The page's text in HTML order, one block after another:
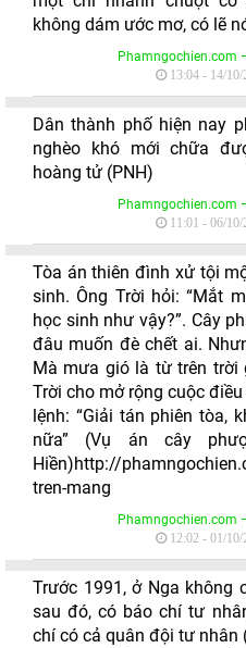
không dám ước mơ, có lẽ
Phamngochien.com
13:04 - 14/10/
Dân thành phố hiện nay
nghèo khó mới chữa
hoàng tử (PNH)
Phamngochien.com
11:01 - 06/10/
Tòa án thiên đình xử tội
sinh. Ông Trời hỏi: “Mắt
học sinh như vậy?”. Cây
đâu muốn đè chết ai.
Mà mưa gió là từ trên trời
Trời cho mở rộng cuộc điều
lệnh: “Giải tán phiên tòa,
nữa” (Vụ án cây
Hiền)http://
tren-mang
Phamngochien.com
12:02 - 01/10/
Trước 1991, ở Nga không
sau đó, có báo chí tư
chí có cả quân đội tư